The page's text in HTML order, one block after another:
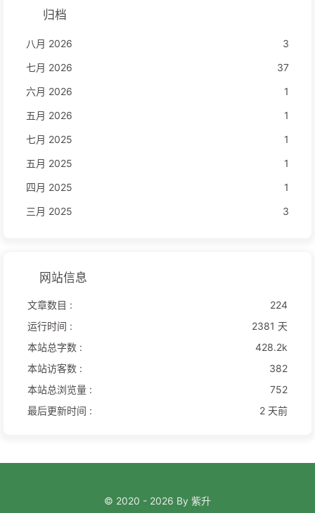
归档
八月 2026
3
七月 2026
37
六月 2026
1
五月 2026
1
七月 2025
1
五月 2025
1
四月 2025
1
三月 2025
3
网站信息
文章数目 :
224
运行时间 :
2381 天
本站总字数 :
428.2k
本站访客数 :
382
本站总浏览量 :
752
最后更新时间 :
2 天前
© 2020 - 2026 By 紫升